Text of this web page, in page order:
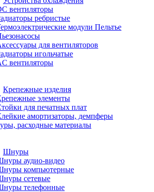
вентиляторы
ребристые
модули Пельтье
для вентиляторов
игольчатые
вентиляторы
Крепежные изделия
элементы
для печатных плат
амортизаторы, демпферы
расходные материалы
Шнуры
аудио-видео
компьютерные
сетевые
телефонные